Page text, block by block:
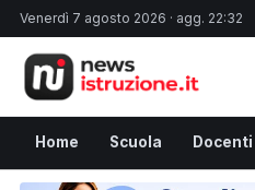
Venerdì 7 agosto 2026 · agg. 22:32
Home Scuola Docenti